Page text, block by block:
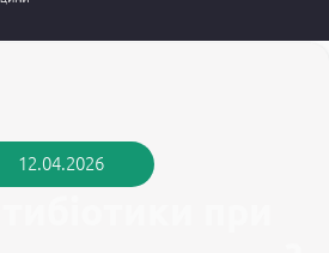
12.04.2026